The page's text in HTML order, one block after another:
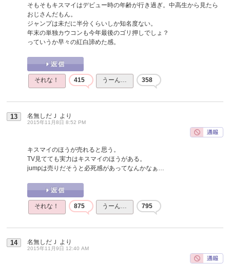
そもそもキスマイはデビュー時の年齢が行き過ぎ。中高生から見たら
おじさんだもん。
ジャンプは未だに半分くらいしか知名度ない。
年末の単独カウコンも今年最後のゴリ押しでしょ？
っていうか早々の紅白諦めた感。
それな！ 415 うーん… 358
13 名無しだＪ より
2015年11月8日 8:52 PM
キスマイのほうが売れると思う。
TV見てても実力はキスマイのほうがある。
jumpは売りだそうと必死感があってなんかなぁ…
それな！ 875 うーん… 795
14 名無しだＪ より
2015年11月9日 12:40 AM